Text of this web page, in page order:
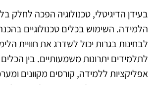
בעידן הדיגיטלי, טכנולוגיה הפכה לחלק
הלמידה. השימוש בכלים טכנולוגיים
לבחינות בגרות יכול לשדרג את חוויית
לתלמידים יתרונות משמעותיים. בין הכלים
אפליקציות ללמידה, קורסים מקוונים